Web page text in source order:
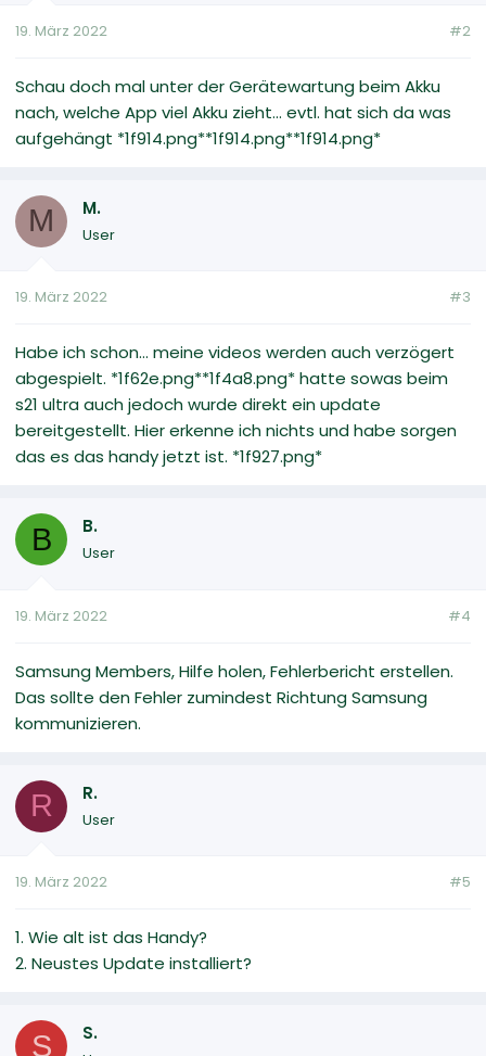
19. März 2022 #2
Schau doch mal unter der Gerätewartung beim Akku
nach, welche App viel Akku zieht... evtl. hat sich da was
aufgehängt *1f914.png**1f914.png**1f914.png*
M M.
User
19. März 2022 #3
Habe ich schon... meine videos werden auch verzögert
abgespielt. *1f62e.png*‍*1f4a8.png* hatte sowas beim
s21 ultra auch jedoch wurde direkt ein update
bereitgestellt. Hier erkenne ich nichts und habe sorgen
das es das handy jetzt ist. *1f927.png*
B B.
User
19. März 2022 #4
Samsung Members, Hilfe holen, Fehlerbericht erstellen.
Das sollte den Fehler zumindest Richtung Samsung
kommunizieren.
R R.
User
19. März 2022 #5
1. Wie alt ist das Handy?
2. Neustes Update installiert?
S S.